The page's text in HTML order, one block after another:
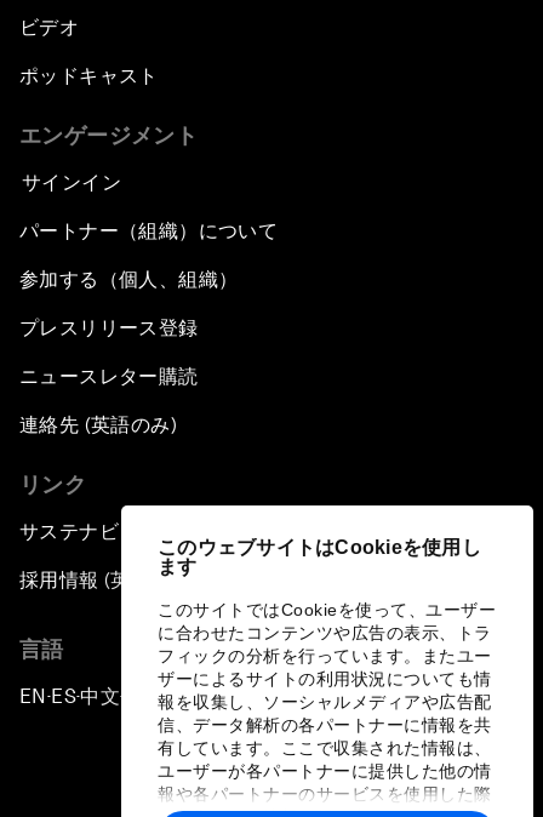
このウェブサイトはCookieを使用し
ます
このサイトではCookieを使って、ユーザー
に合わせたコンテンツや広告の表示、トラ
フィックの分析を行っています。またユー
ザーによるサイトの利用状況についても情
報を収集し、ソーシャルメディアや広告配
信、データ解析の各パートナーに情報を共
有しています。ここで収集された情報は、
ユーザーが各パートナーに提供した他の情
報や各パートナーのサービスを使用した際
ビデオ
ポッドキャスト
エンゲージメント
サインイン
パートナー（組織）について
参加する（個人、組織）
プレスリリース登録
ニュースレター購読
連絡先 (英語のみ)
リンク
サステナビリティへの取り組み
採用情報 (英語のみ)
言語
EN ▪ES▪中文▪ 日本語